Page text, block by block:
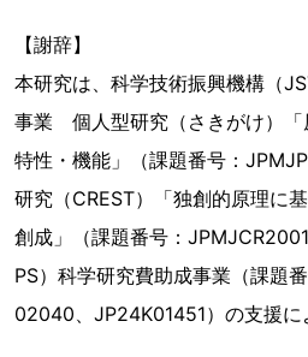
【謝辞】
本研究は、科学技術振興機構（
事業 個人型研究（さきがけ）「
特性・機能」（課題番号：
研究（CREST）「独創的原理に
創成」（課題番号：
PS）科学研究費助成事業（課題
02040、JP24K01451）の支援に